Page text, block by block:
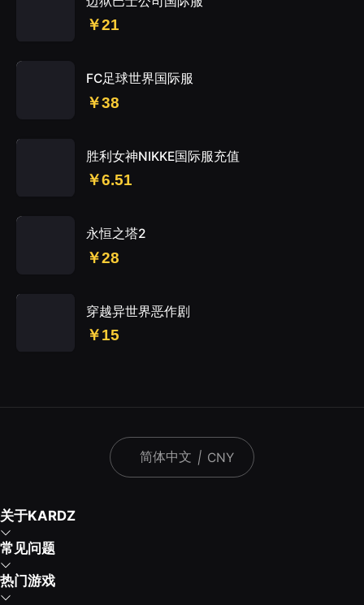
￥21
FC足球世界国际服
￥38
胜利女神NIKKE国际服充值
￥6.51
永恒之塔2
￥28
穿越异世界恶作剧
￥15
简体中文 | CNY
关于KARDZ
常见问题
热门游戏